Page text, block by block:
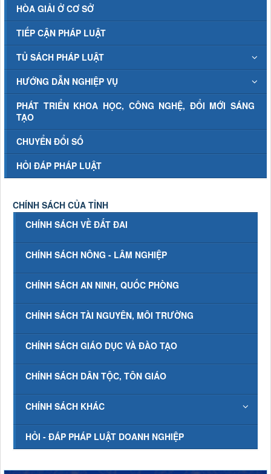
HÒA GIẢI Ở CƠ SỞ
TIẾP CẬN PHÁP LUẬT
TỦ SÁCH PHÁP LUẬT
HƯỚNG DẪN NGHIỆP VỤ
PHÁT TRIỂN KHOA HỌC, CÔNG NGHỆ, ĐỔI MỚI SÁNG
TẠO
CHUYỂN ĐỔI SỐ
HỎI ĐÁP PHÁP LUẬT
CHÍNH SÁCH CỦA TỈNH
CHÍNH SÁCH VỀ ĐẤT ĐAI
CHÍNH SÁCH NÔNG - LÂM NGHIỆP
CHÍNH SÁCH AN NINH, QUỐC PHÒNG
CHÍNH SÁCH TÀI NGUYÊN, MÔI TRƯỜNG
CHÍNH SÁCH GIÁO DỤC VÀ ĐÀO TẠO
CHÍNH SÁCH DÂN TỘC, TÔN GIÁO
CHÍNH SÁCH KHÁC
HỎI - ĐÁP PHÁP LUẬT DOANH NGHIỆP